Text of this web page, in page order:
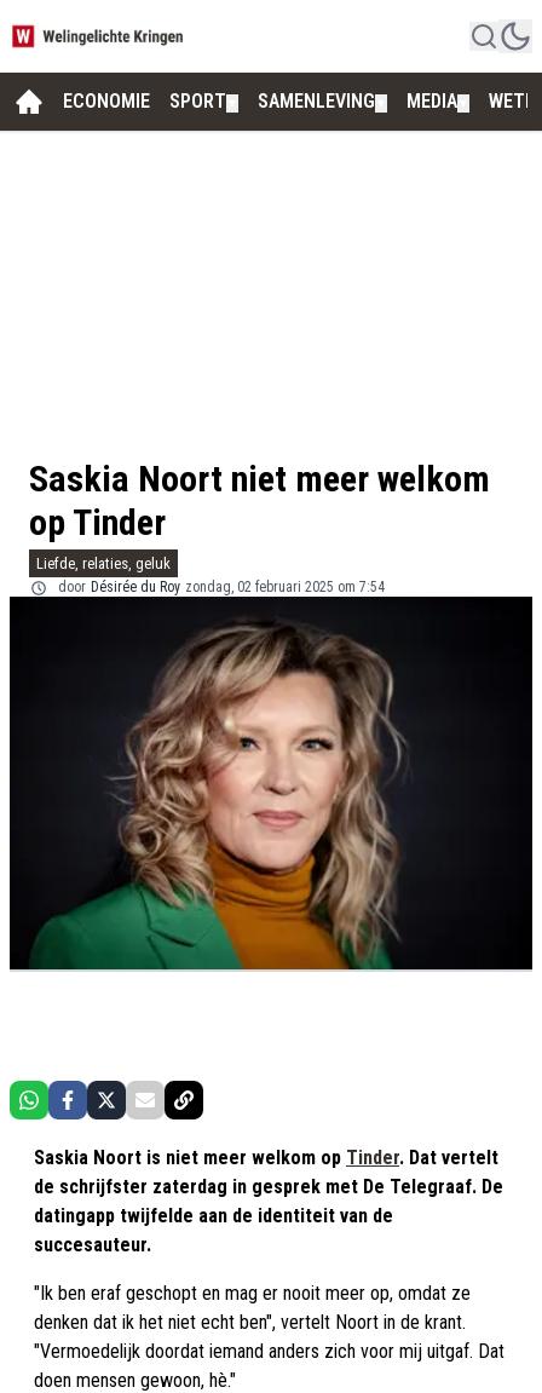
ECONOMIE SPORT SAMENLEVING MEDIA
Saskia Noort niet meer welkom
op Tinder
Liefde, relaties, geluk
door Désirée du Roy zondag, 02 februari 2025 om 7:54
Saskia Noort is niet meer welkom op Tinder. Dat vertelt
de schrijfster zaterdag in gesprek met De Telegraaf. De
datingapp twijfelde aan de identiteit van de
succesauteur.
"Ik ben eraf geschopt en mag er nooit meer op, omdat ze
denken dat ik het niet echt ben", vertelt Noort in de krant.
"Vermoedelijk doordat iemand anders zich voor mij uitgaf. Dat
doen mensen gewoon, hè."